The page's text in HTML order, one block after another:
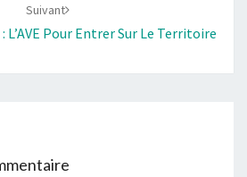
Suivant
L’AVE Pour Entrer Sur Le Territoire